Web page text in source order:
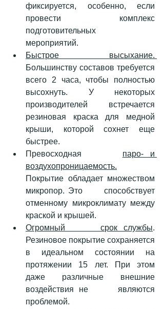
фиксируется, особенно, если
провести комплекс
подготовительных
мероприятий.
Большинству составов требуется
всего 2 часа, чтобы полностью
высохнуть. У некоторых
производителей встречается
резиновая краска для медной
крыши, которой сохнет еще
быстрее.
Превосходная паро- и
воздухопроницаемость.
Покрытие обладает множеством
микропор. Это      способствует
отменному микроклимату между
краской и крышей.
Огромный      срок службы.
Резиновое покрытие сохраняется
в идеальном состоянии на
протяжении 15 лет. При этом
даже различные внешние
воздействия не      являются
проблемой.